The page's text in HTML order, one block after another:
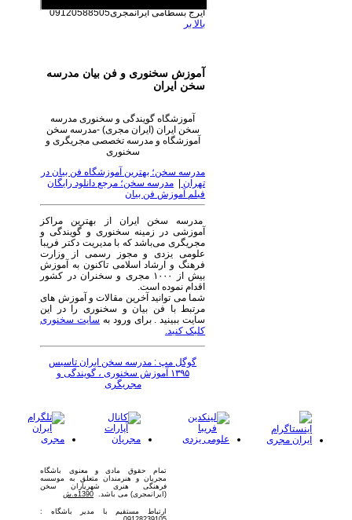
ایرج بسطامی ایرانمجری09120588505
بالا بر
آموزش سخنوری و فن بیان مدرسه
سخن ایران
آموزشگاه گویندگی و سخنوری مدرسه
سخن ایران (ایران مجری) -مدرسه سخن
آموزشگاه و مدرسه تخصصی مجریگری و
سخنوری
مدرسه سخن؛ بهترین آموزشگاه فن بیان در
تهران
مدرسه سخن؛ مرجع دانلود رایگان
فیلم آموزش فن بیان
مدرسه سخن ایران از بهترین مراکز
آموزشی در زمینه سخنوری و گویندگی و
مجریگری می‌باشد که با مدیریت دکتر فریبا
علومی یزدی و مجوز رسمی از وزارت
فرهنگ و ارشاد اسلامی تاکنون به آموزش
بیش از ۱۰۰۰ مجری و سخنران در کشور
اقدام نموده است.
شما می توانید آخرین مقالات و آموزش های
مرتبط با فن بیان و سخنوری را در این
سایت ببینید . برای ورود به سایت سخنوری
کلیک کنید.
گوگل مپ : مدرسه سخن ایران تاسیس
۱۳۹۵ آموزش سخنوری ، گویندگی و
مجریگری
تمام حقوق مادی و معنوی باشگاه
مجریان و هنرمندان متعلق به موسسه
فرهنگی هنری شهریاران سخن
(ایرانمجری) می باشد. 1390ه.ش
ارتباط مستقیم با مدیر باشگاه :